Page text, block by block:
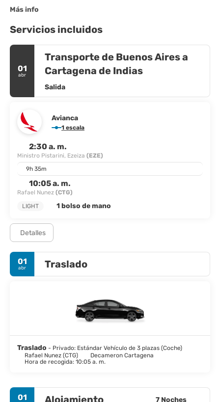
Más info
Servicios incluidos
01
abr
Transporte de Buenos Aires a
Cartagena de Indias
Salida
Avianca
1 escala
2:30 a. m.
Ministro Pistarini, Ezeiza (EZE)
9h 35m
10:05 a. m.
Rafael Nunez (CTG)
LIGHT
1 bolso de mano
Detalles
01
abr Traslado
Traslado - Privado: Estándar Vehículo de 3 plazas (Coche)
Rafael Nunez (CTG)
Decameron Cartagena
Hora de recogida: 10:05 a. m.
01 Alojamiento 7 Noches